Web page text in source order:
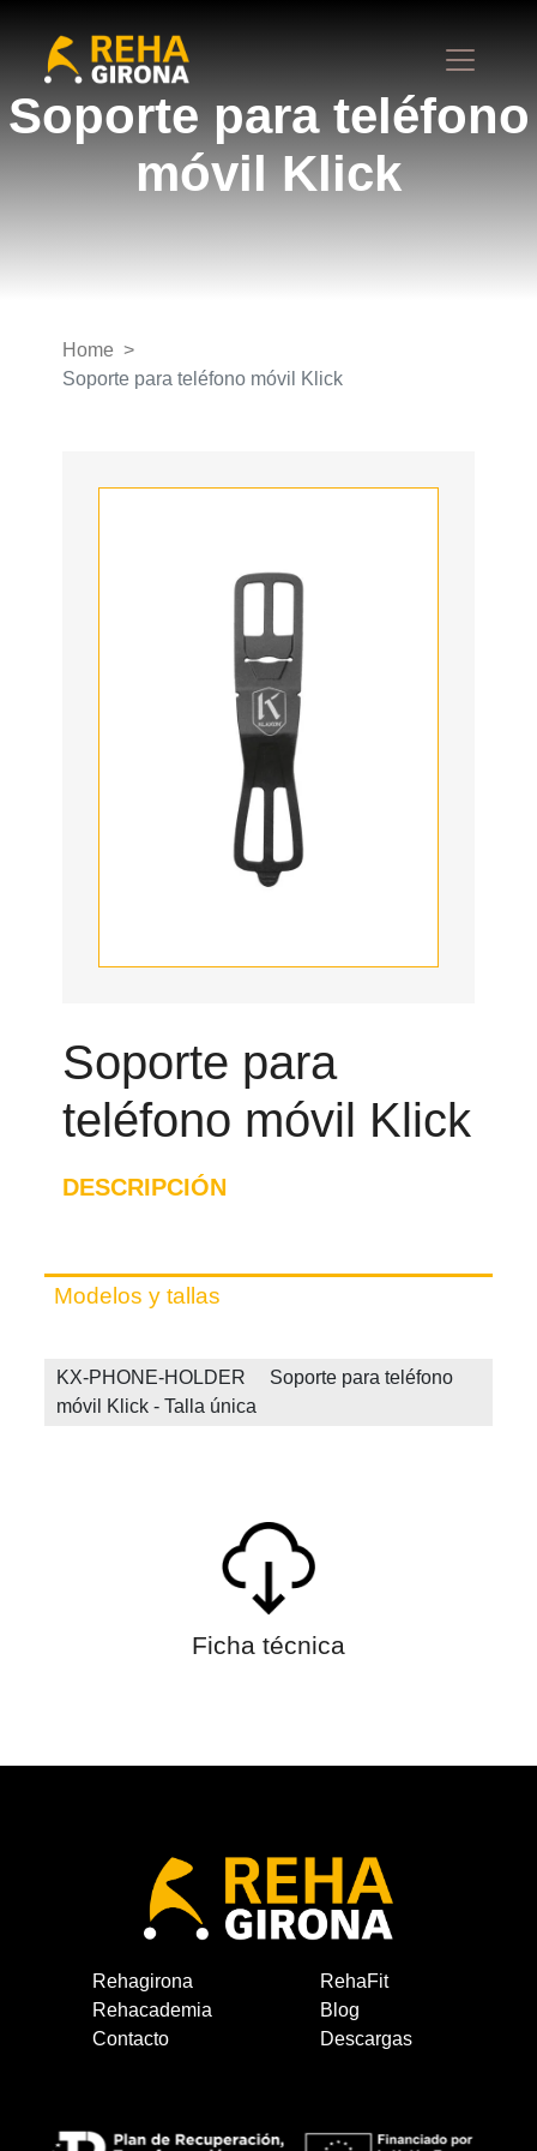
Soporte para teléfono
móvil Klick
Home
Soporte para teléfono móvil Klick
Soporte para
teléfono móvil Klick
DESCRIPCIÓN
Modelos y tallas
KX-PHONE-HOLDER Soporte para teléfono
móvil Klick - Talla única
Ficha técnica
Rehagirona
RehaFit
Rehacademia
Blog
Contacto
Descargas